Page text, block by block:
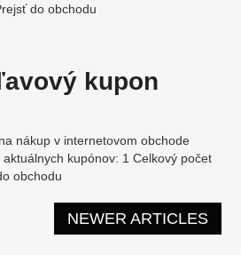
do obchodu
kupon
nákup v internetovom obchode
kupónov: 1 Celkový počet
obchodu
NEWER ARTICLES